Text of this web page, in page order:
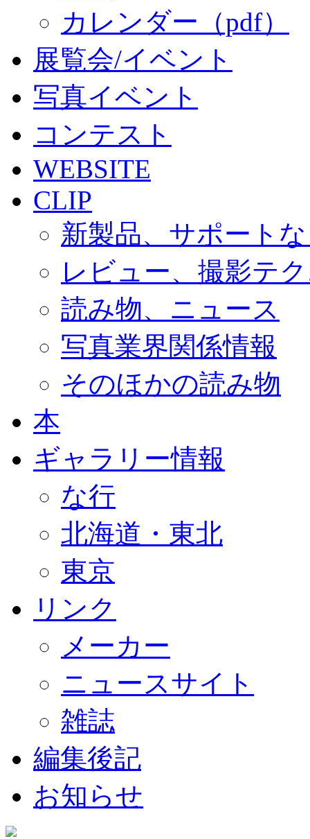
カレンダー（pdf）
展覧会/イベント
写真イベント
コンテスト
WEBSITE
CLIP
新製品、サポート
レビュー、撮影テ
読み物、ニュース
写真業界関係情報
そのほかの読み物
本
ギャラリー情報
な行
北海道・東北
東京
リンク
メーカー
ニュースサイト
雑誌
編集後記
お知らせ